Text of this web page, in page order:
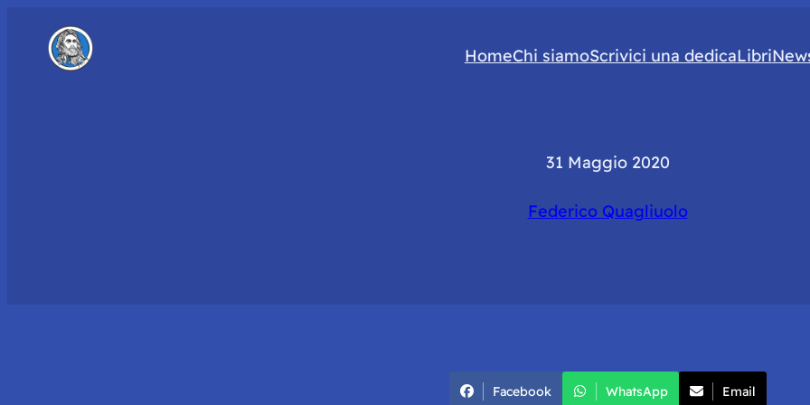
HomeChi siamoScrivici una dedicaLibri
31 Maggio 2020
Federico Quagliuolo
Facebook WhatsApp Email